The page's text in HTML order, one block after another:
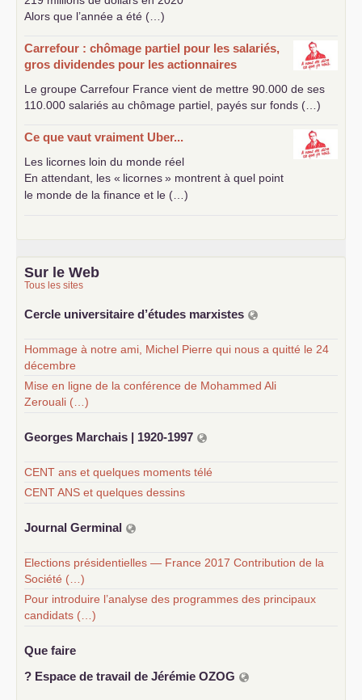
Alors que l’année a été (…)
Carrefour : chômage partiel pour les salariés,
gros dividendes pour les actionnaires
Le groupe Carrefour France vient de mettre 90.000 de ses
110.000 salariés au chômage partiel, payés sur fonds (…)
Ce que vaut vraiment Uber...
Les licornes loin du monde réel
En attendant, les « licornes» montrent à quel point
le monde de la finance et le (…)
Sur le Web
Tous les sites
Cercle universitaire d’études marxistes
Hommage à notre ami, Michel Pierre qui nous a quitté le 24
décembre
Mise en ligne de la conférence de Mohammed Ali
Zerouali (…)
Georges Marchais | 1920-1997
CENT ans et quelques moments télé
CENT ANS et quelques dessins
Journal Germinal
Elections présidentielles — France 2017 Contribution de la
Société (…)
Pour introduire l’analyse des programmes des principaux
candidats (…)
Que faire
? Espace de travail de Jérémie OZOG